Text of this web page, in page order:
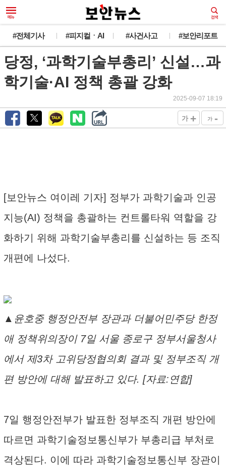
#전체기사 #피지컬ㆍAI #사건사고 #보안리포트
당정, ‘과학기술부총리’ 신설…과
학기술·AI 정책 총괄 강화
2025-09-07 18:19
가 + 가 -
[보안뉴스 여이레 기자] 정부가 과학기술과 인공
지능(AI) 정책을 총괄하는 컨트롤타워 역할을 강
화하기 위해 과학기술부총리를 신설하는 등 조직
개편에 나섰다.
▲윤호중 행정안전부 장관과 더불어민주당 한정
애 정책위의장이 7일 서울 종로구 정부서울청사
에서 제3차 고위당정협의회 결과 및 정부조직 개
편 방안에 대해 발표하고 있다. [자료:연합]
7일 행정안전부가 발표한 정부조직 개편 방안에
따르면 과학기술정보통신부가 부총리급 부처로
격상된다. 이에 따라 과학기술정보통신부 장관이